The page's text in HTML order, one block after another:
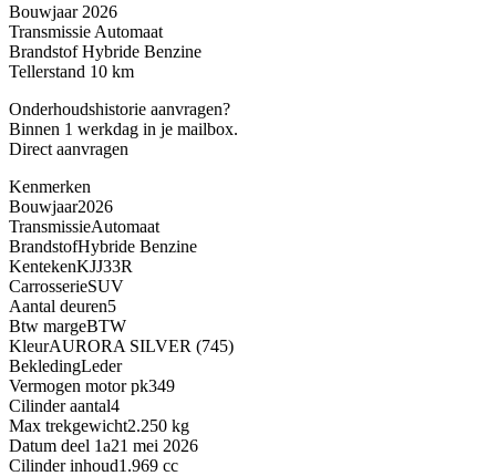
Bouwjaar 2026
Transmissie Automaat
Brandstof Hybride Benzine
Tellerstand 10 km
Onderhoudshistorie aanvragen?
Binnen 1 werkdag in je mailbox.
Direct aanvragen
Kenmerken
Bouwjaar2026
TransmissieAutomaat
BrandstofHybride Benzine
KentekenKJJ33R
CarrosserieSUV
Aantal deuren5
Btw margeBTW
KleurAURORA SILVER (745)
BekledingLeder
Vermogen motor pk349
Cilinder aantal4
Max trekgewicht2.250 kg
Datum deel 1a21 mei 2026
Cilinder inhoud1.969 cc